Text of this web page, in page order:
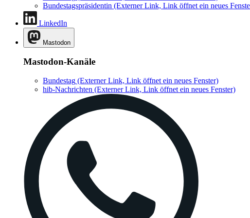
Bundestagspräsidentin (Externer Link, Link öffnet ein neues
LinkedIn
Mastodon
Mastodon-Kanäle
Bundestag (Externer Link, Link öffnet ein neues Fenster)
hib-Nachrichten (Externer Link, Link öffnet ein neues Fenster)